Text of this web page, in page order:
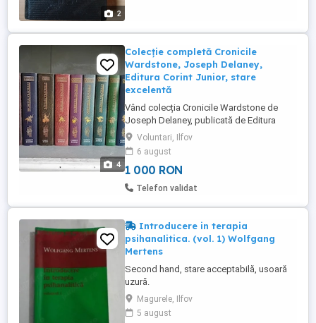
2
4
Colecție completă Cronicile
Wardstone, Joseph Delaney,
Editura Corint Junior, stare
excelentă
Vând colecția Cronicile Wardstone de
Joseph Delaney, publicată de Editura
Corint Junior, una dintre cele mai apreciate
serii fantasy pentru adolescenți și iubitorii
genului. Colecția conține volumele traduse
în limba română, inclusiv titlurile mai greu
de găsit: Ucenicul Vraciului Blestemul
Voluntari, Ilfov
6 august
1 000 RON
Telefon validat
Introducere in terapia
psihanalitica. (vol. 1) Wolfgang
Mertens
Second hand, stare acceptabilă, usoară
uzură.
Magurele, Ilfov
5 august